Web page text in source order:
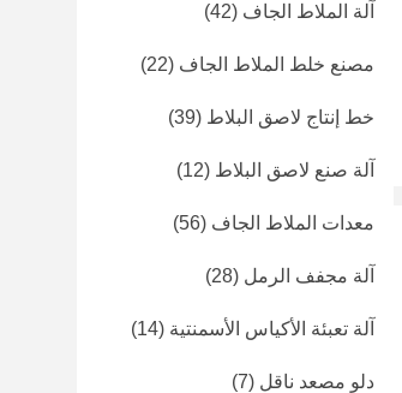
آلة الملاط الجاف (42)
مصنع خلط الملاط الجاف (22)
خط إنتاج لاصق البلاط (39)
آلة صنع لاصق البلاط (12)
معدات الملاط الجاف (56)
آلة مجفف الرمل (28)
آلة تعبئة الأكياس الأسمنتية (14)
دلو مصعد ناقل (7)